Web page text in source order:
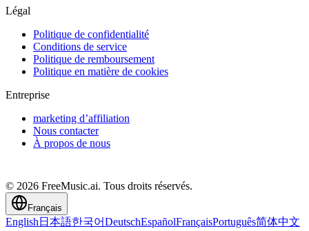
Légal
Politique de confidentialité
Conditions de service
Politique de remboursement
Politique en matière de cookies
Entreprise
marketing d’affiliation
Nous contacter
À propos de nous
© 2026 FreeMusic.ai. Tous droits réservés.
Français
English 日本語한국어DeutschEspañolFrançaisPortuguês简体中文